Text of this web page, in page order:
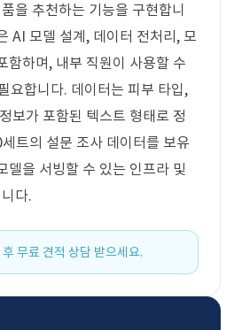
을 추천하는 기능을 구현합니
AI 모델 설계, 데이터 전처리, 모
함하며, 내부 직원이 사용할 수
요합니다. 데이터는 피부 타입,
보가 포함된 텍스트 형태로 정
트의 설문 조사 데이터를 보유
델을 서빙할 수 있는 인프라 및
다.
무료 견적 상담 받으세요.